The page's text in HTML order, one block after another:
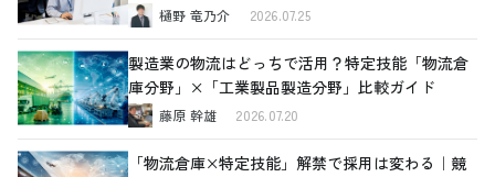
樋野 竜乃介 2026.07.25
製造業の物流はどっちで活用？特定技能「物流倉
庫分野」×「工業製品製造分野」比較ガイド
藤原 幹雄 2026.07.20
「物流倉庫×特定技能」解禁で採用は変わる｜競